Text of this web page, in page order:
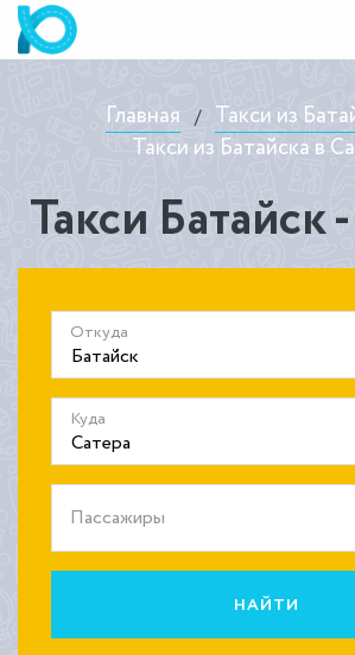
Главная / Такси из
Такси из Батайска в
Такси Батайск
Откуда
Куда
Пассажиры
НАЙТИ